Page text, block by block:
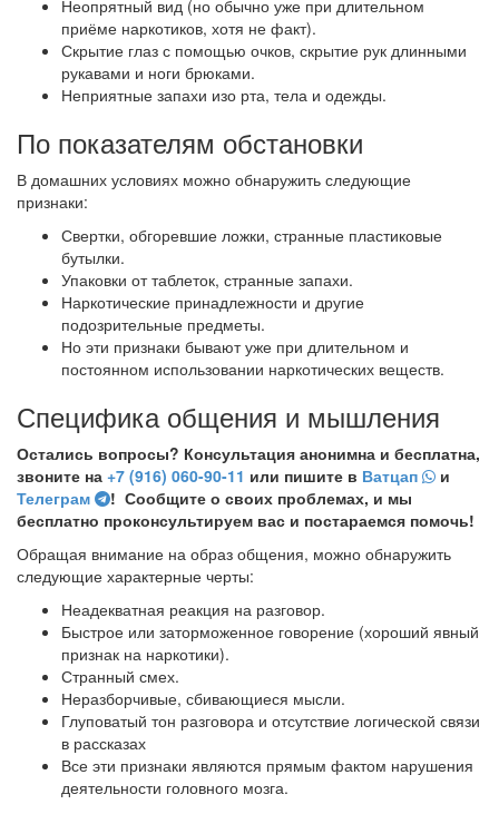
Неопрятный вид (но обычно уже при длительном
приёме наркотиков, хотя не факт).
Скрытие глаз с помощью очков, скрытие рук длинными
рукавами и ноги брюками.
Неприятные запахи изо рта, тела и одежды.
По показателям обстановки
В домашних условиях можно обнаружить следующие
признаки:
Свертки, обгоревшие ложки, странные пластиковые
бутылки.
Упаковки от таблеток, странные запахи.
Наркотические принадлежности и другие
подозрительные предметы.
Но эти признаки бывают уже при длительном и
постоянном использовании наркотических веществ.
Специфика общения и мышления
Остались вопросы? Консультация анонимна и бесплатна,
звоните на +7 (916) 060-90-11 или пишите в Ватцап
и
Телеграм
! Сообщите о своих проблемах, и мы
бесплатно проконсультируем вас и постараемся помочь!
Обращая внимание на образ общения, можно обнаружить
следующие характерные черты:
Неадекватная реакция на разговор.
Быстрое или заторможенное говорение (хороший явный
признак на наркотики).
Странный смех.
Неразборчивые, сбивающиеся мысли.
Глуповатый тон разговора и отсутствие логической связи
в рассказах
Все эти признаки являются прямым фактом нарушения
деятельности головного мозга.